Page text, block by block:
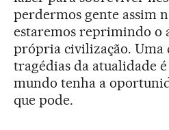
perdermos gente assim
estaremos reprimindo o
própria civilização. Uma
tragédias da atualidade
mundo tenha a
que pode.